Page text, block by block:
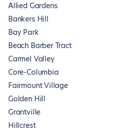
Allied Gardens
Bankers Hill
Bay Park
Beach Barber Tract
Carmel Valley
Core-Columbia
Fairmount Village
Golden Hill
Grantville
Hillcrest